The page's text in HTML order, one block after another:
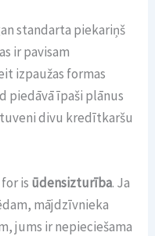
standarta piekariņš
ir pavisam
izpaužas formas
piedāvā īpaši plānus
divu kredītkaršu
is ūdensizturība. Ja
mājdzīvnieka
jums ir nepieciešama